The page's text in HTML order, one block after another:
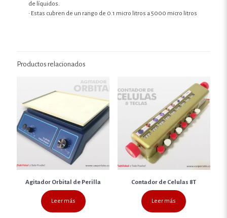
de líquidos.
• Estas cubren de un rango de 0.1 micro litros a 5000 micro litros
Productos relacionados
Agitador Orbital de Perilla
Leer más
Contador de Celulas 8T
Leer más